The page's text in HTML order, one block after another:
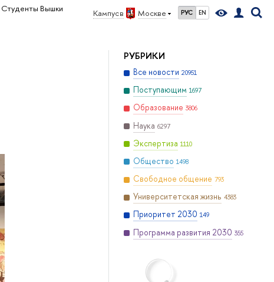
Кампус в Москве РУС EN
Студенты Вышки
РУБРИКИ
Все новости 20951
Поступающим 1697
Образование 3806
Наука 6297
Экспертиза 1110
Общество 1498
Свободное общение 793
Университетская жизнь 4383
Приоритет 2030 149
Программа развития 2030 355